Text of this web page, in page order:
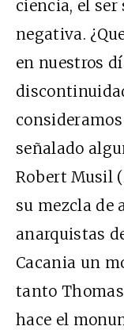
ciencia, el
negativa.
en nuestros
señalado
Robert Musil (
su mezcla de
anarquistas
Cacania un
tanto
hace el